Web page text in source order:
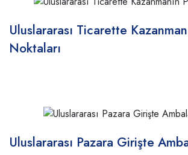
Uluslararası Ticarette
Noktaları
Uluslararası Pazara Girişte